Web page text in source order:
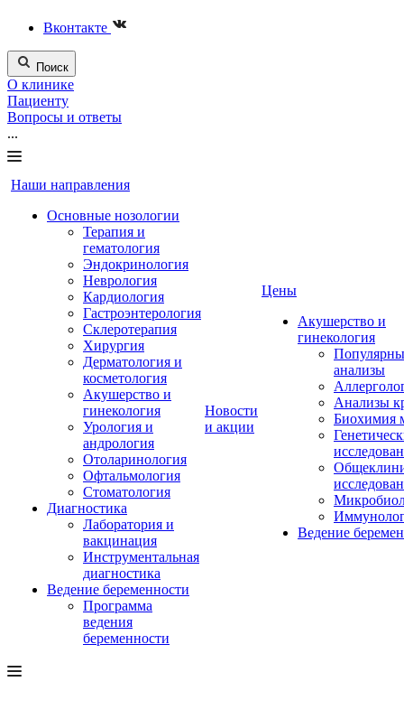
Вконтакте
Поиск
О клинике
Пациенту
Вопросы и ответы
...
Наши направления
Основные нозологии
Терапия и
гематология
Эндокринология
Неврология
Кардиология
Гастроэнтерология
Склеротерапия
Хирургия
Дерматология и
косметология
Акушерство и
гинекология
Урология и
андрология
Отоларинология
Офтальмология
Стоматология
Диагностика
Лаборатория и
вакцинация
Инструментальная
диагностика
Ведение беременности
Программа
ведения
беременности
Новости
и акции
Цены
Акушерство и
гинекология
анализы
Анализы
Биохимия
Ведение